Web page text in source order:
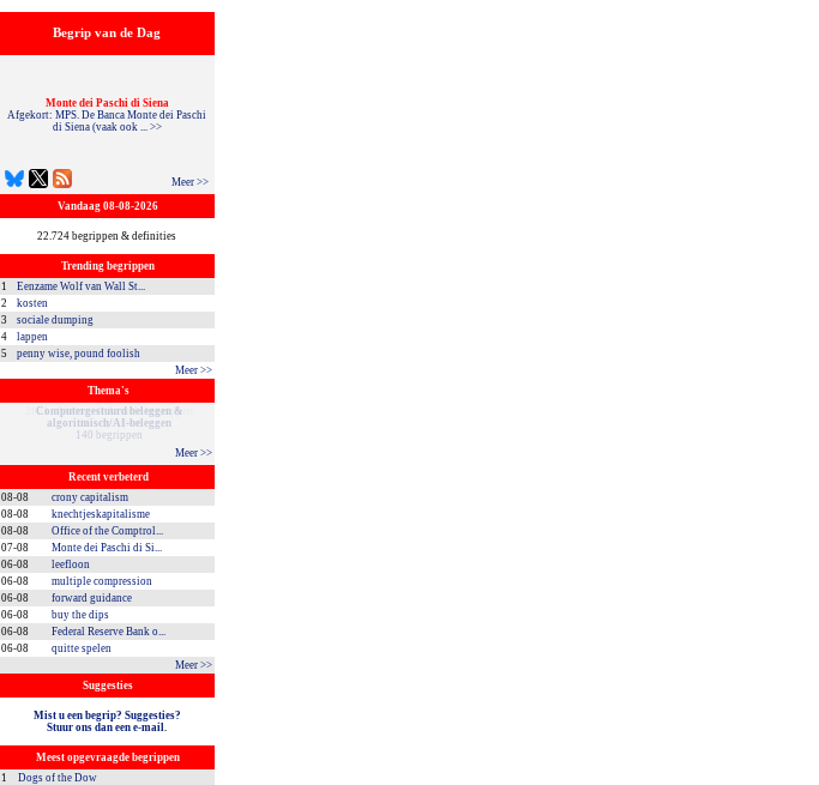
Begrip van de Dag
Meer >>
Monte dei Paschi di Siena
Afgekort: MPS. De Banca Monte dei Paschi
di Siena (vaak ook ... >>
Vandaag 08-08-2026
22.724 begrippen & definities
Trending begrippen
1
Eenzame Wolf van Wall St...
2
kosten
3
sociale dumping
4
lappen
5
penny wise, pound foolish
Meer >>
Thema's
Computergestuurd beleggen &
algoritmisch/AI-beleggen
140 begrippen
Meer >>
Recent verbeterd
08-08
crony capitalism
08-08
knechtjeskapitalisme
08-08
Office of the Comptrol...
07-08
Monte dei Paschi di Si...
06-08
leefloon
06-08
multiple compression
06-08
forward guidance
06-08
buy the dips
06-08
Federal Reserve Bank o...
06-08
quitte spelen
Meer >>
Suggesties
Mist u een begrip? Suggesties?
Stuur ons dan een e-mail.
Meest opgevraagde begrippen
1
Dogs of the Dow